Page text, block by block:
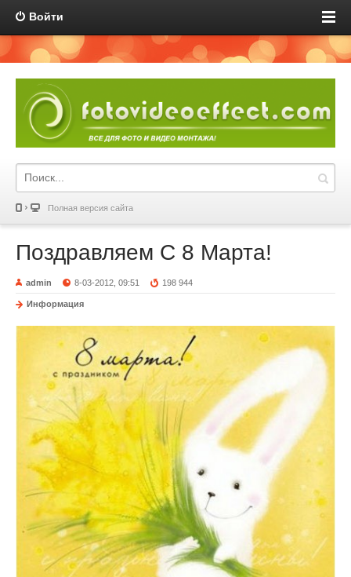
Войти
Полная версия сайта
Поздравляем С 8 Марта!
admin 8-03-2012, 09:51 198 944
Информация